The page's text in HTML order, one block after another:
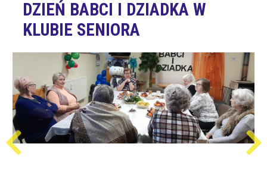
DZIEŃ BABCI I DZIADKA W
KLUBIE SENIORA